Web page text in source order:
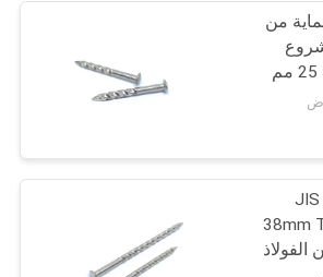
رأس
من
JIS
38mm